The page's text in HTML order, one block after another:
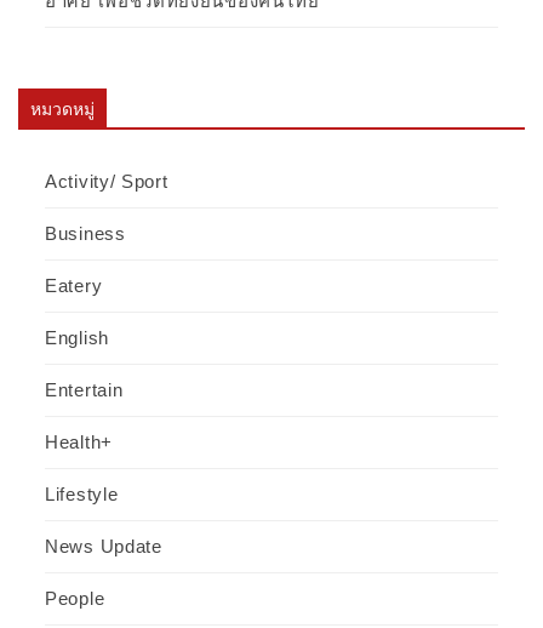
หมวดหมู่
Activity/ Sport
Business
Eatery
English
Entertain
Health+
Lifestyle
News Update
People